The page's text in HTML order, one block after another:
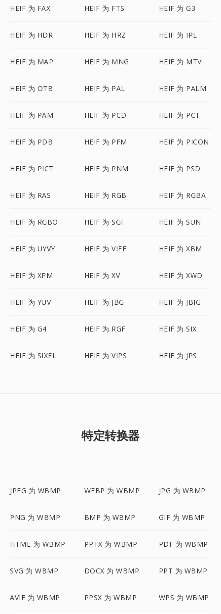
HEIF 为 FAX HEIF 为 FTS HEIF 为 G3
HEIF 为 HDR HEIF 为 HRZ HEIF 为 IPL
HEIF 为 MAP HEIF 为 MNG HEIF 为 MTV
HEIF 为 OTB HEIF 为 PAL HEIF 为 PALM
HEIF 为 PAM HEIF 为 PCD HEIF 为 PCT
HEIF 为 PDB HEIF 为 PFM HEIF 为 PICON
HEIF 为 PICT HEIF 为 PNM HEIF 为 PSD
HEIF 为 RAS HEIF 为 RGB HEIF 为 RGBA
HEIF 为 RGBO HEIF 为 SGI HEIF 为 SUN
HEIF 为 UYVY HEIF 为 VIFF HEIF 为 XBM
HEIF 为 XPM HEIF 为 XV HEIF 为 XWD
HEIF 为 YUV HEIF 为 JBG HEIF 为 JBIG
HEIF 为 G4 HEIF 为 RGF HEIF 为 SIX
HEIF 为 SIXEL HEIF 为 VIPS HEIF 为 JPS
特定转换器
JPEG 为 WBMP WEBP 为 WBMP JPG 为 WBMP
PNG 为 WBMP BMP 为 WBMP GIF 为 WBMP
HTML 为 WBMP PPTX 为 WBMP PDF 为 WBMP
SVG 为 WBMP DOCX 为 WBMP PPT 为 WBMP
AVIF 为 WBMP PPSX 为 WBMP WPS 为 WBMP